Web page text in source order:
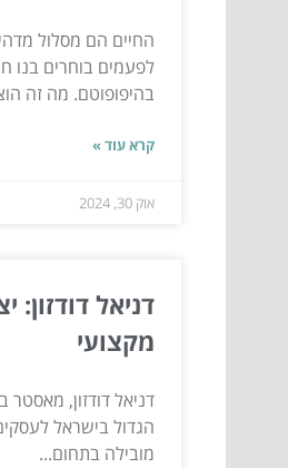
החיים הם מסלול
לפעמים בוחרים בנו
בהיפופוטם. מה זה
קרא עוד »
אוק 30, 2024
דניאל דודזון:
מקצועי
הגדול בישראל
מובילה בתחום...